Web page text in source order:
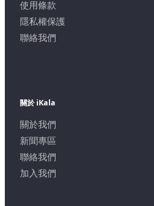
使用條款
隱私權保護
聯絡我們
關於 iKala
關於我們
新聞專區
聯絡我們
加入我們